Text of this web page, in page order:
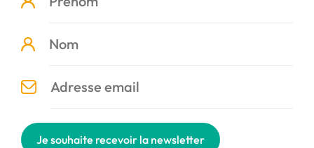
Je souhaite recevoir la newsletter